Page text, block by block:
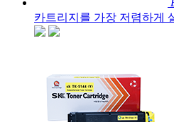
카트리지를 가장 저렴하게